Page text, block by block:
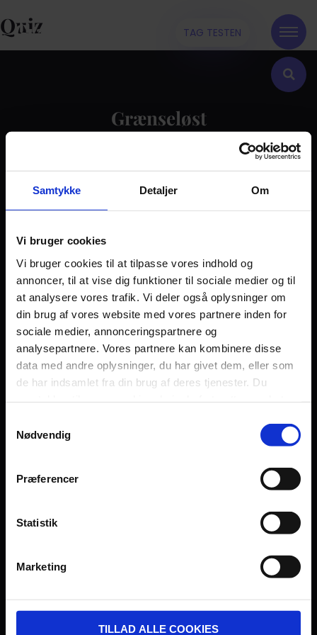
Samtykke Detaljer Om
Vi bruger cookies
Vi bruger cookies til at tilpasse vores indhold og
annoncer, til at vise dig funktioner til sociale medier og til
at analysere vores trafik. Vi deler også oplysninger om
din brug af vores website med vores partnere inden for
sociale medier, annonceringspartnere og
analysepartnere. Vores partnere kan kombinere disse
data med andre oplysninger, du har givet dem, eller som
de har indsamlet fra din brug af deres tjenester. Du
Nødvendig
Præferencer
Statistik
Marketing
TILLAD ALLE COOKIES
TAG TESTEN
Quiz
Grænseløst
Kontakt
Dilemma
Stories & Viden
Pårørende
Find støtte
Om os
Persondatapolitik
Fagområde